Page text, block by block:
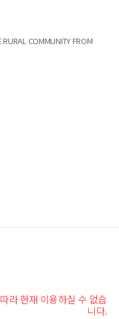
COMMUNITY FROM
라 현재 이용하실 수 없습
니다.